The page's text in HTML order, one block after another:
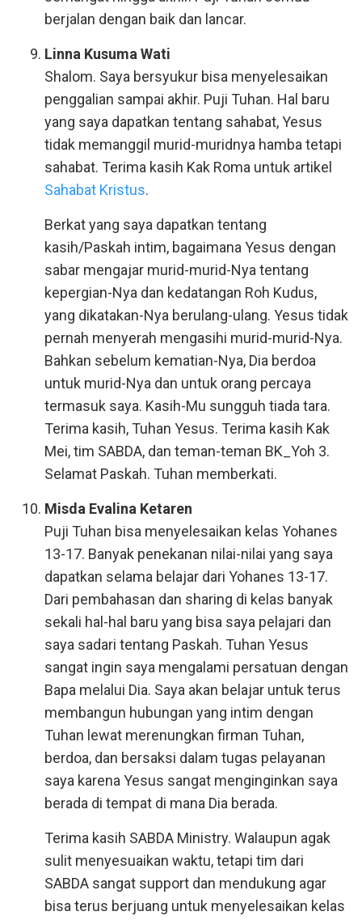
berjalan dengan baik dan lancar.
Linna Kusuma Wati
Shalom. Saya bersyukur bisa menyelesaikan
penggalian sampai akhir. Puji Tuhan. Hal baru
yang saya dapatkan tentang sahabat, Yesus
tidak memanggil murid-muridnya hamba tetapi
sahabat. Terima kasih Kak Roma untuk artikel
Sahabat Kristus.
Berkat yang saya dapatkan tentang
kasih/Paskah intim, bagaimana Yesus dengan
sabar mengajar murid-murid-Nya tentang
kepergian-Nya dan kedatangan Roh Kudus,
yang dikatakan-Nya berulang-ulang. Yesus tidak
pernah menyerah mengasihi murid-murid-Nya.
Bahkan sebelum kematian-Nya, Dia berdoa
untuk murid-Nya dan untuk orang percaya
termasuk saya. Kasih-Mu sungguh tiada tara.
Terima kasih, Tuhan Yesus. Terima kasih Kak
Mei, tim SABDA, dan teman-teman BK_Yoh 3.
Selamat Paskah. Tuhan memberkati.
Misda Evalina Ketaren
Puji Tuhan bisa menyelesaikan kelas Yohanes
13-17. Banyak penekanan nilai-nilai yang saya
dapatkan selama belajar dari Yohanes 13-17.
Dari pembahasan dan sharing di kelas banyak
sekali hal-hal baru yang bisa saya pelajari dan
saya sadari tentang Paskah. Tuhan Yesus
sangat ingin saya mengalami persatuan dengan
Bapa melalui Dia. Saya akan belajar untuk terus
membangun hubungan yang intim dengan
Tuhan lewat merenungkan firman Tuhan,
berdoa, dan bersaksi dalam tugas pelayanan
saya karena Yesus sangat menginginkan saya
berada di tempat di mana Dia berada.
Terima kasih SABDA Ministry. Walaupun agak
sulit menyesuaikan waktu, tetapi tim dari
SABDA sangat support dan mendukung agar
bisa terus berjuang untuk menyelesaikan kelas